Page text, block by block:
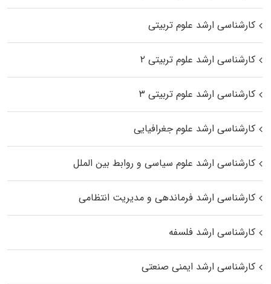
کارشناسی ارشد علوم تربیتی
کارشناسی ارشد علوم تربیتی ۲
کارشناسی ارشد علوم تربیتی ۳
کارشناسی ارشد علوم جغرافیایی
کارشناسی ارشد علوم سیاسی و روابط بین الملل
کارشناسی ارشد فرماندهی و مدیریت انتظامی
کارشناسی ارشد فلسفه
کارشناسی ارشد ایمنی صنعتی